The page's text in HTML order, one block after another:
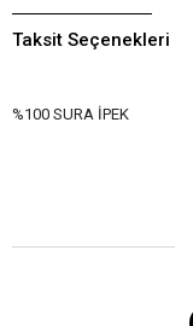
Taksit Seçenekleri
%100 SURA İPEK